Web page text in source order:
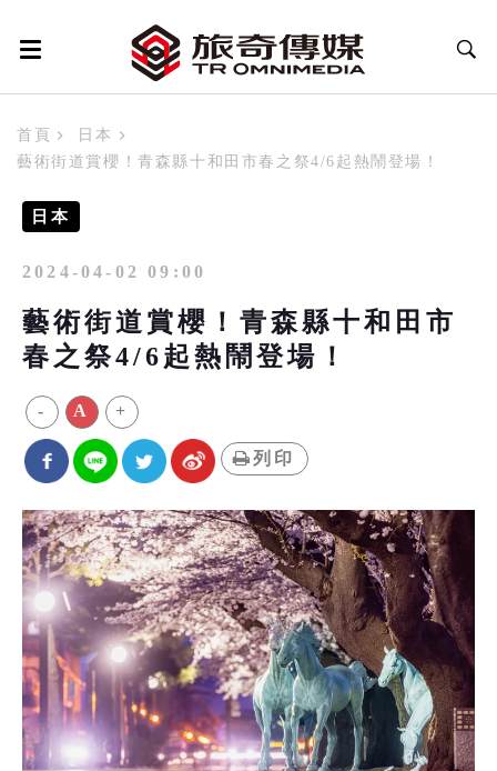
首頁
日本
藝術街道賞櫻！青森縣十和田市春之祭4/6起熱鬧登場！
日本
2024-04-02 09:00
藝術街道賞櫻！青森縣十和田市
春之祭4/6起熱鬧登場！
- A +
列印